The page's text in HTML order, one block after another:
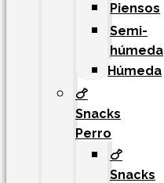
Piensos
Semi-
húmeda
Húmeda
🍗
Snacks
Perro
🍗
Snacks